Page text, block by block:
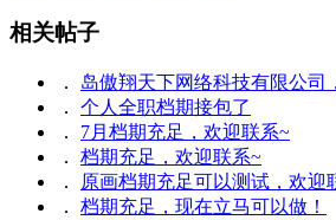
相关帖子
． 岛傲翔天下网络科技有限公司
． 个人全职档期接包了
． 7月档期充足，欢迎联系~
． 档期充足，欢迎联系~
．
原画档期充足可以测试，欢迎
． 档期充足，现在立马可以做！